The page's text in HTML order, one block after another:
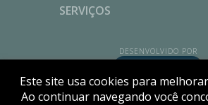
Este site usa cookies para
Ao continuar navegando você
SERVIÇOS
DESENVOLVIDO POR